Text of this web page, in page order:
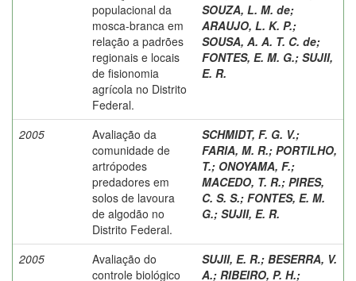
populacional da
mosca-branca em
relação a padrões
regionais e locais
de fisionomia
agrícola no Distrito
Federal.
SOUZA, L. M. de;
ARAUJO, L. K. P.;
SOUSA, A. A. T. C. de;
FONTES, E. M. G.; SUJII,
E. R.
2005
Avaliação da
comunidade de
artrópodes
predadores em
solos de lavoura
de algodão no
Distrito Federal.
SCHMIDT, F. G. V.;
FARIA, M. R.; PORTILHO,
T.; ONOYAMA, F.;
MACEDO, T. R.; PIRES,
C. S. S.; FONTES, E. M.
G.; SUJII, E. R.
2005
Avaliação do
controle biológico
SUJII, E. R.; BESERRA, V.
A.; RIBEIRO, P. H.;